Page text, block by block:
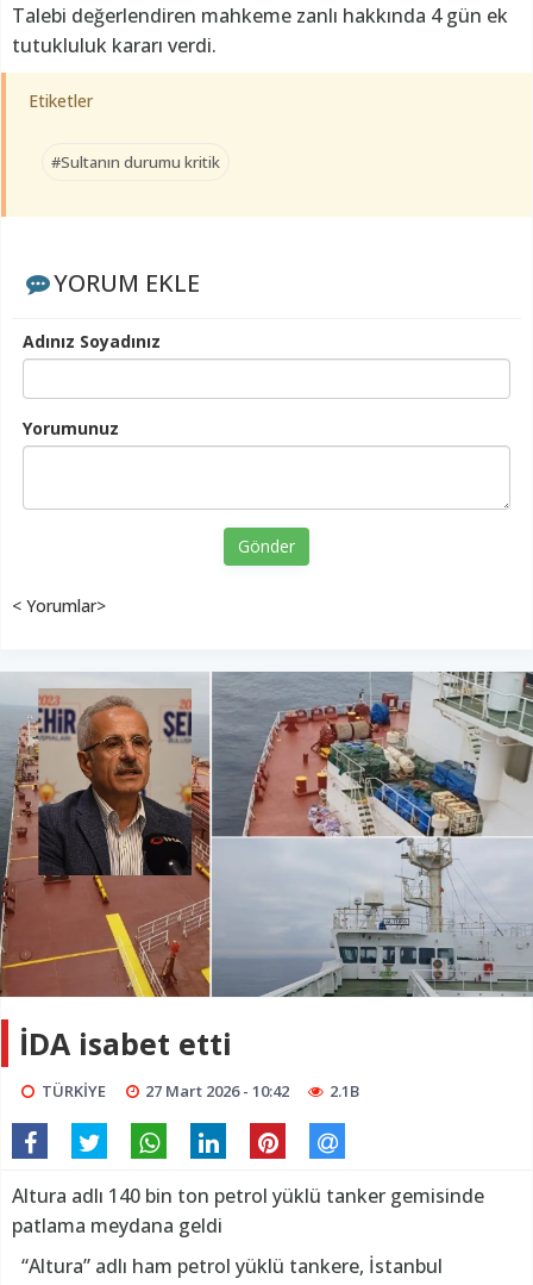
Talebi değerlendiren mahkeme zanlı hakkında 4 gün ek
tutukluluk kararı verdi.
Etiketler
#Sultanın durumu kritik
YORUM EKLE
Adınız Soyadınız
Yorumunuz
Gönder
< Yorumlar>
İDA isabet etti
TÜRKİYE 27 Mart 2026 - 10:42 2.1B
Altura adlı 140 bin ton petrol yüklü tanker gemisinde
patlama meydana geldi
“Altura” adlı ham petrol yüklü tankere, İstanbul